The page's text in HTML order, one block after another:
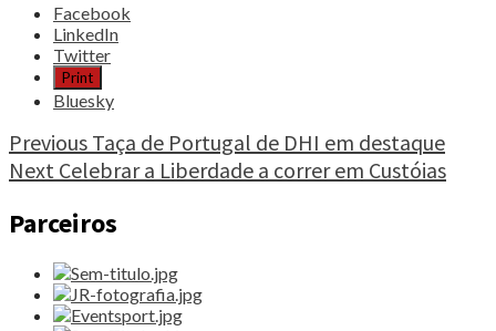
Share
post
"Anri
Egutidze
5º
lugar
em
Aviv"
Facebook
LinkedIn
Twitter
Print
Bluesky
Continue
Reading
Previous Taça de Portugal de DHI em destaque
Next Celebrar a Liberdade a correr em Custóias
Parceiros